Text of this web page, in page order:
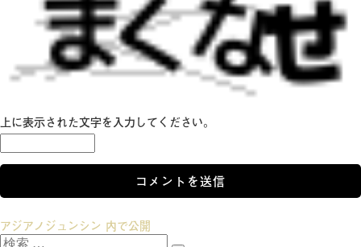
上に表示された文字を入力してください。
投
アジアノジュンシン 内で公開
検